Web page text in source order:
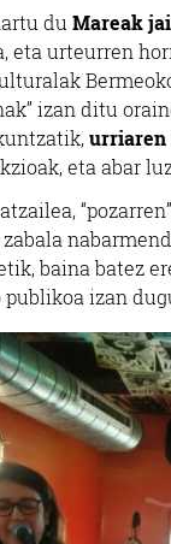
du Mareak
eta urteurren hori
izan ditu
urriaren
eta abar
baina batez
izan